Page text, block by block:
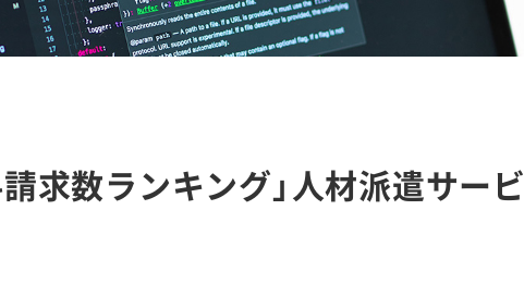
求数ランキング」人材派遣サー